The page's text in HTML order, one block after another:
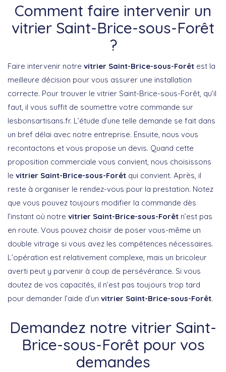
Comment faire intervenir un
vitrier Saint-Brice-sous-Forêt
?
Faire intervenir notre vitrier Saint-Brice-sous-Forêt est la
meilleure décision pour vous assurer une installation
correcte. Pour trouver le vitrier Saint-Brice-sous-Forêt, qu’il
faut, il vous suffit de soumettre votre commande sur
lesbonsartisans.fr. L’étude d’une telle demande se fait dans
un bref délai avec notre entreprise. Ensuite, nous vous
recontactons et vous propose un devis. Quand cette
proposition commerciale vous convient, nous choisissons
le vitrier Saint-Brice-sous-Forêt qui convient. Après, il
reste à organiser le rendez-vous pour la prestation. Notez
que vous pouvez toujours modifier la commande dès
l’instant où notre vitrier Saint-Brice-sous-Forêt n’est pas
en route. Vous pouvez choisir de poser vous-même un
double vitrage si vous avez les compétences nécessaires.
L’opération est relativement complexe, mais un bricoleur
averti peut y parvenir à coup de persévérance. Si vous
doutez de vos capacités, il n’est pas toujours trop tard
pour demander l’aide d’un vitrier Saint-Brice-sous-Forêt.
Demandez notre vitrier Saint-
Brice-sous-Forêt pour vos
demandes